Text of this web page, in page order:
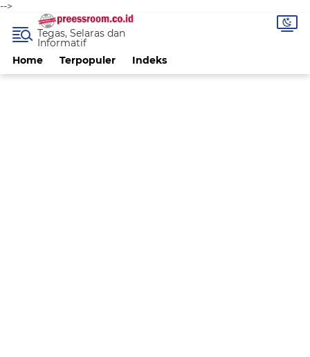
-->
Home Terpopuler Indeks
Tegas, Selaras dan
Informatif